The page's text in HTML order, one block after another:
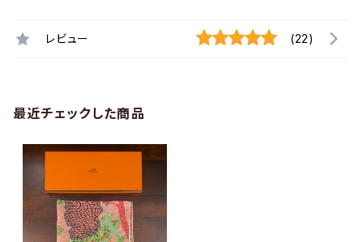
レビュー (22)
最近チェックした商品